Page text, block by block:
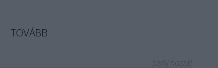
TOVÁBB
Szólj hozzá!